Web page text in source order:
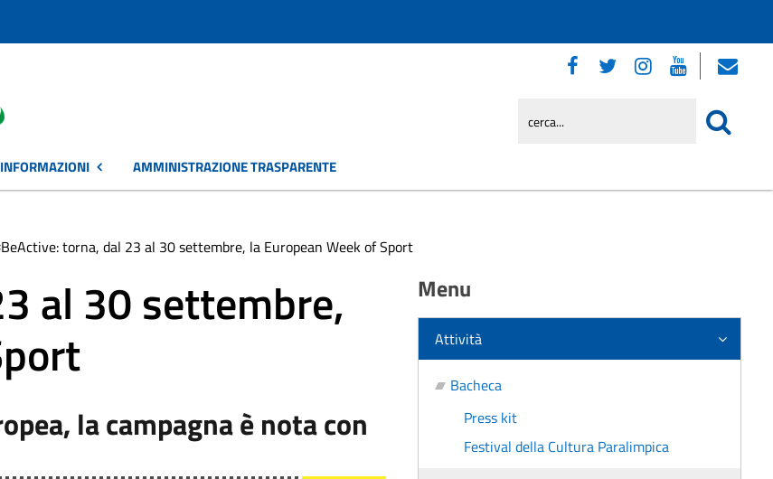
INFORMAZIONI AMMINISTRAZIONE TRASPARENTE
torna, dal 23 al 30 settembre, la European Week of Sport
al 30 settembre,
la campagna è nota con
Menu
Attività
Bacheca
Press kit
Festival della Cultura Paralimpica